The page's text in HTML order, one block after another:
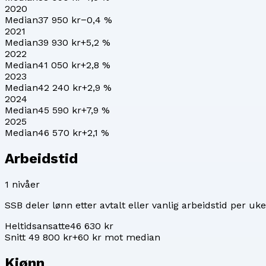
2020
Median37 950 kr−0,4 %
2021
Median39 930 kr+5,2 %
2022
Median41 050 kr+2,8 %
2023
Median42 240 kr+2,9 %
2024
Median45 590 kr+7,9 %
2025
Median46 570 kr+2,1 %
Arbeidstid
1 nivåer
SSB deler lønn etter avtalt eller vanlig arbeidstid per
Heltidsansatte46 630 kr
Snitt 49 800 kr+60 kr mot median